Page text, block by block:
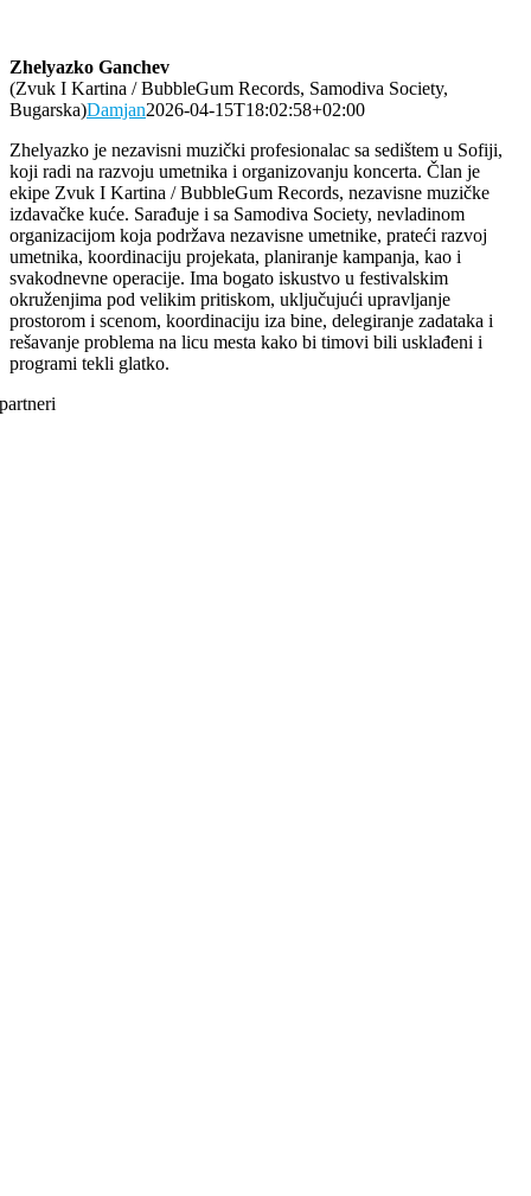
Zhelyazko Ganchev
(Zvuk I Kartina / BubbleGum Records, Samodiva Society,
Bugarska)Damjan2026-04-15T18:02:58+02:00
Zhelyazko je nezavisni muzički profesionalac sa sedištem u Sofiji,
koji radi na razvoju umetnika i organizovanju koncerta. Član je
ekipe Zvuk I Kartina / BubbleGum Records, nezavisne muzičke
izdavačke kuće. Sarađuje i sa Samodiva Society, nevladinom
organizacijom koja podržava nezavisne umetnike, prateći razvoj
umetnika, koordinaciju projekata, planiranje kampanja, kao i
svakodnevne operacije. Ima bogato iskustvo u festivalskim
okruženjima pod velikim pritiskom, uključujući upravljanje
prostorom i scenom, koordinaciju iza bine, delegiranje zadataka i
rešavanje problema na licu mesta kako bi timovi bili usklađeni i
programi tekli glatko.
partneri